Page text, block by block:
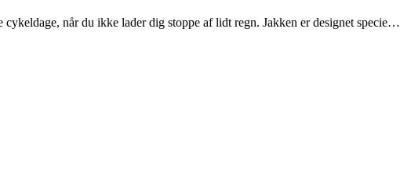
når du ikke lader dig stoppe af lidt regn. Jakken er designet specie…